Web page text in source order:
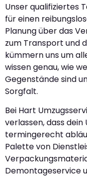
Unser qualifiziertes
für einen
Planung über das
zum Transport und
kümmern uns um
wissen genau, wie
Gegenstände sind
Sorgfalt.
Bei Hart
verlassen, dass
termingerecht
Palette von
Demontageservice